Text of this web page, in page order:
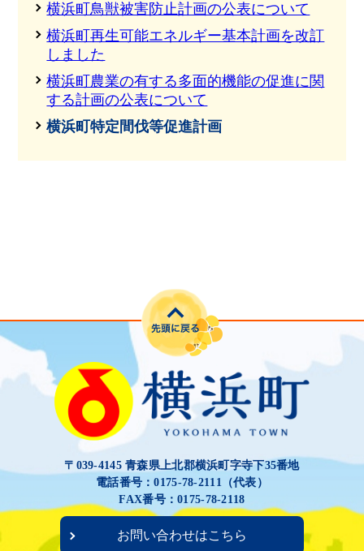
横浜町鳥獣被害防止計画の公表について
横浜町再生可能エネルギー基本計画を改訂
しました
横浜町農業の有する多面的機能の促進に関
する計画の公表について
横浜町特定間伐等促進計画
〒039-4145 青森県上北郡横浜町字寺下35番地
電話番号：0175-78-2111（代表）
FAX番号：0175-78-2118
お問い合わせはこちら